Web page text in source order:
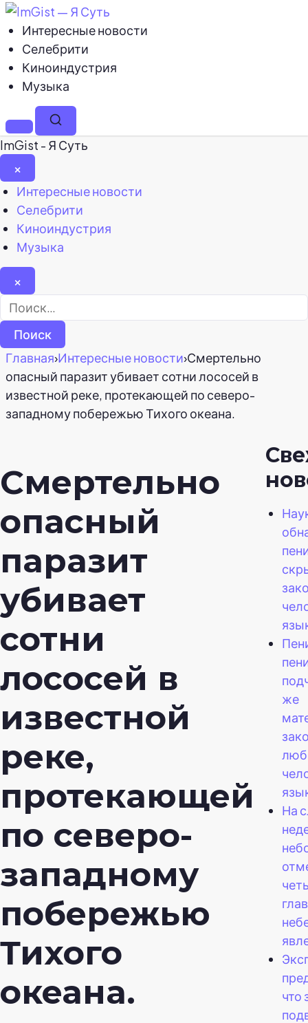
Интересные новости
Селебрити
Киноиндустрия
Музыка
МенюПоиск
ImGist - Я Суть
×
Закрыть
меню
Интересные новости
Селебрити
Киноиндустрия
Музыка
×
Найти:
Главная›Интересные новости›Смертельно
опасный паразит убивает сотни лососей в
известной реке, протекающей по северо-
западному побережью Тихого океана.
Смертельно
опасный
паразит
убивает
сотни
лососей в
известной
реке,
протекающей
по северо-
западному
побережью
Тихого
океана.
же
На
что